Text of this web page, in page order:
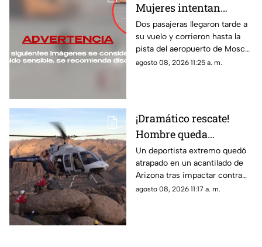
Mujeres intentan
alcanzar su avión
después de perder el
vuelo
Dos pasajeras llegaron tarde a
su vuelo y corrieron hasta la
pista del aeropuerto de Moscú
para intentar alcanzar el avión.
agosto 08, 2026 11:25 a. m.
¡Dramático rescate!
Hombre queda
atrapado en un
acantilado tras salto
BASE y lo sacan en
helicóptero | VIDEO
Un deportista extremo quedó
atrapado en un acantilado de
Arizona tras impactar contra
las rocas durante un salto
agosto 08, 2026 11:17 a. m.